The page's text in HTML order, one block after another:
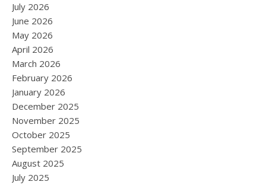
July 2026
June 2026
May 2026
April 2026
March 2026
February 2026
January 2026
December 2025
November 2025
October 2025
September 2025
August 2025
July 2025